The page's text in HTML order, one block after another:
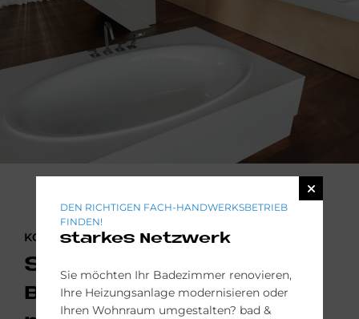
KONTAKTIEREN SIE UNS
Sie möchten Ihr
Badezimmer
DEN RICHTIGEN FACH-HANDWERKSBETRIEB
FINDEN!
starkes Netzwerk
Sie möchten Ihr Badezimmer renovieren,
Ihre Heizungsanlage modernisieren oder
Ihren Wohnraum umgestalten? bad &